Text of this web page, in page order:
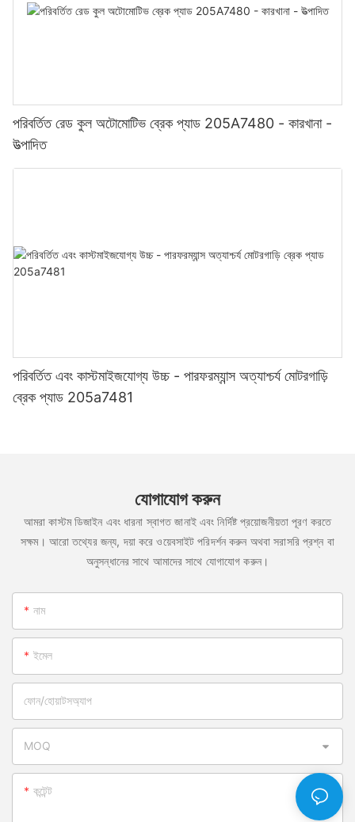
পরিবর্তিত রেড কুল অটোমোটিভ ব্রেক প্যাড 205A7480 - কারখানা -
উত্পাদিত
পরিবর্তিত এবং কাস্টমাইজযোগ্য উচ্চ - পারফরম্যান্স অত্যাশ্চর্য মোটরগাড়ি
ব্রেক প্যাড 205a7481
যোগাযোগ করুন
আমরা কাস্টম ডিজাইন এবং ধারনা স্বাগত জানাই এবং নির্দিষ্ট প্রয়োজনীয়তা পূরণ করতে
সক্ষম। আরো তথ্যের জন্য, দয়া করে ওয়েবসাইট পরিদর্শন করুন অথবা সরাসরি প্রশ্ন বা
অনুসন্ধানের সাথে আমাদের সাথে যোগাযোগ করুন।
নাম
ইমেল
ফোন/হোয়াটসঅ্যাপ
MOQ
কন্টেন্ট